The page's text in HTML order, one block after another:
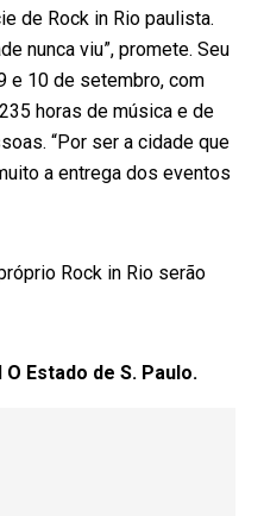
de Rock in Rio paulista.
nunca viu”, promete. Seu
e 10 de setembro, com
horas de música e de
“Por ser a cidade que
a entrega dos eventos
Rock in Rio serão
O Estado de S. Paulo.